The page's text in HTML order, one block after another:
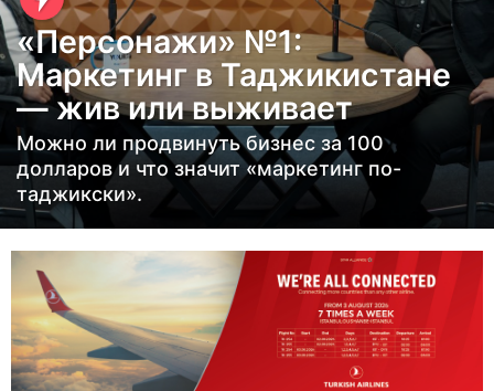
о
д
н
а
з
а
д
1
г
н
а
«Персонажи» №1:
Маркетинг в Таджикистане
— жив или выживает
Можно ли продвинуть бизнес за 100
долларов и что значит «маркетинг по-
таджикски».